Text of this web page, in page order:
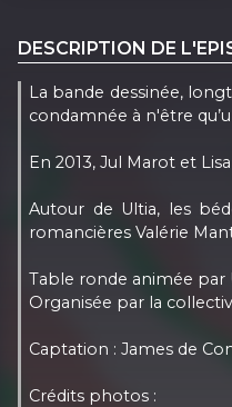
DESCRIPTION DE
La bande dessinée,
condamnée à n'être
En 2013, Jul Marot et
Autour de Ultia, les
romancières Valérie
Table ronde animée par
Organisée par la
Captation : James de
Crédits photos :